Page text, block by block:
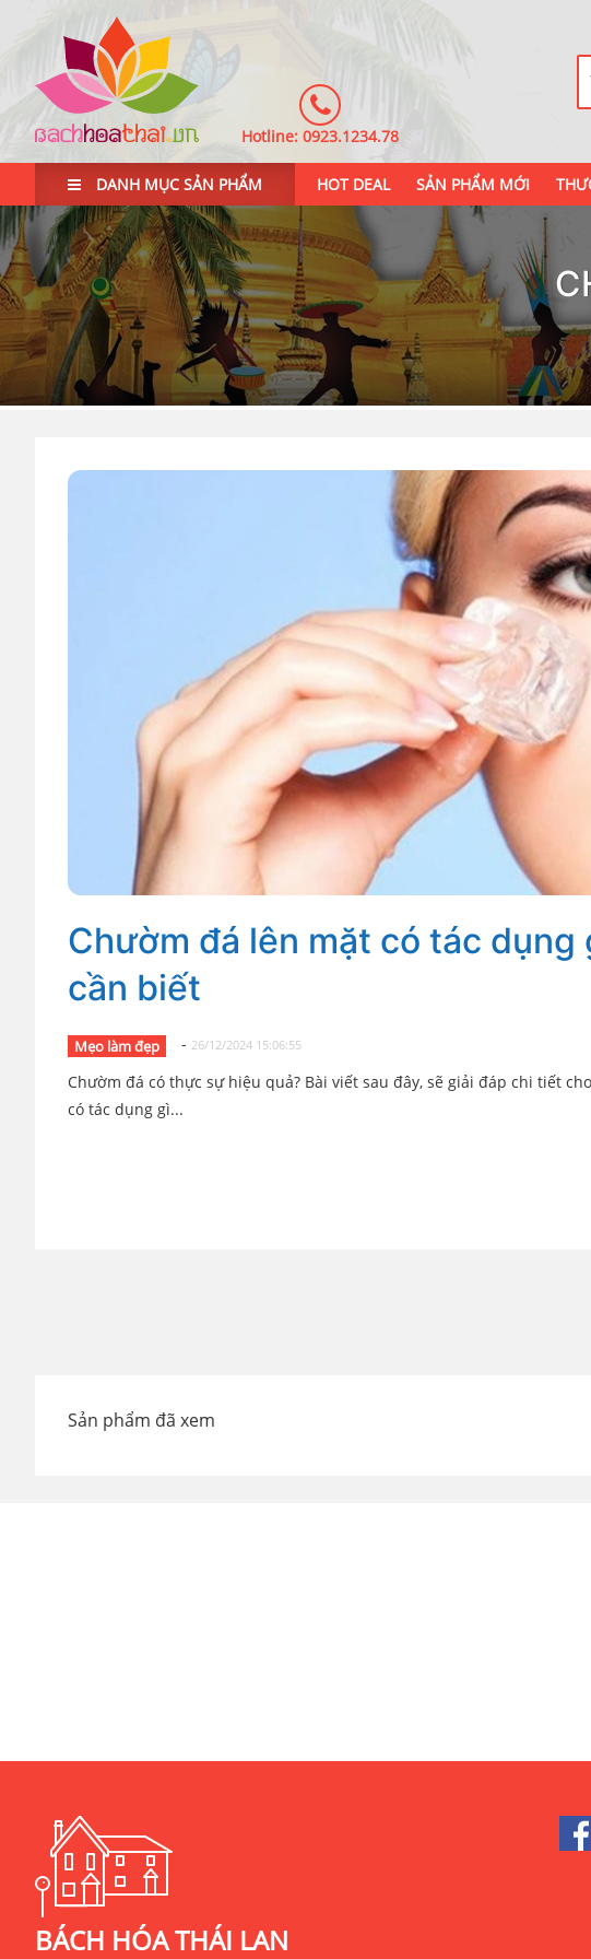
Hotline: 0923.1234.78
DANH MỤC SẢN PHẨM HOT DEAL SẢN PHẨM MỚI
Chườm đá lên mặt có tác dụng
cần biết
Mẹo làm đẹp - 26/12/2024 15:06:55
Chườm đá có thực sự hiệu quả? Bài viết sau đây, sẽ giải đáp chi tiết
có tác dụng gì...
Sản phẩm đã xem
BÁCH HÓA THÁI LAN